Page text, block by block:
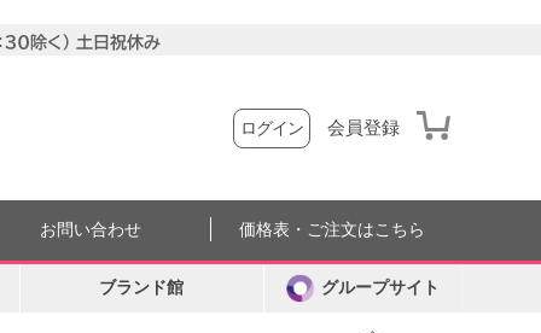
ログイン 会員登録
お問い合わせ 価格表・ご注文はこちら
ブランド館 グループサイト